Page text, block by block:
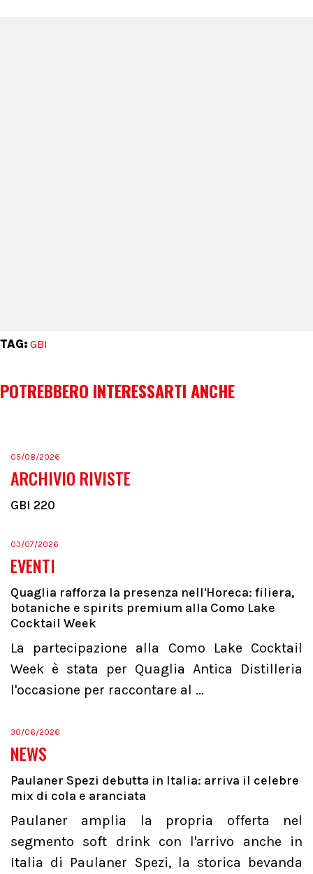
TAG: GBI
POTREBBERO INTERESSARTI ANCHE
05/08/2026
ARCHIVIO RIVISTE
GBI 220
03/07/2026
EVENTI
Quaglia rafforza la presenza nell'Horeca: filiera,
botaniche e spirits premium alla Como Lake
Cocktail Week
La partecipazione alla Como Lake Cocktail
Week è stata per Quaglia Antica Distilleria
l'occasione per raccontare al ...
30/06/2026
NEWS
Paulaner Spezi debutta in Italia: arriva il celebre
mix di cola e aranciata
Paulaner amplia la propria offerta nel
segmento soft drink con l'arrivo anche in
Italia di Paulaner Spezi, la storica bevanda